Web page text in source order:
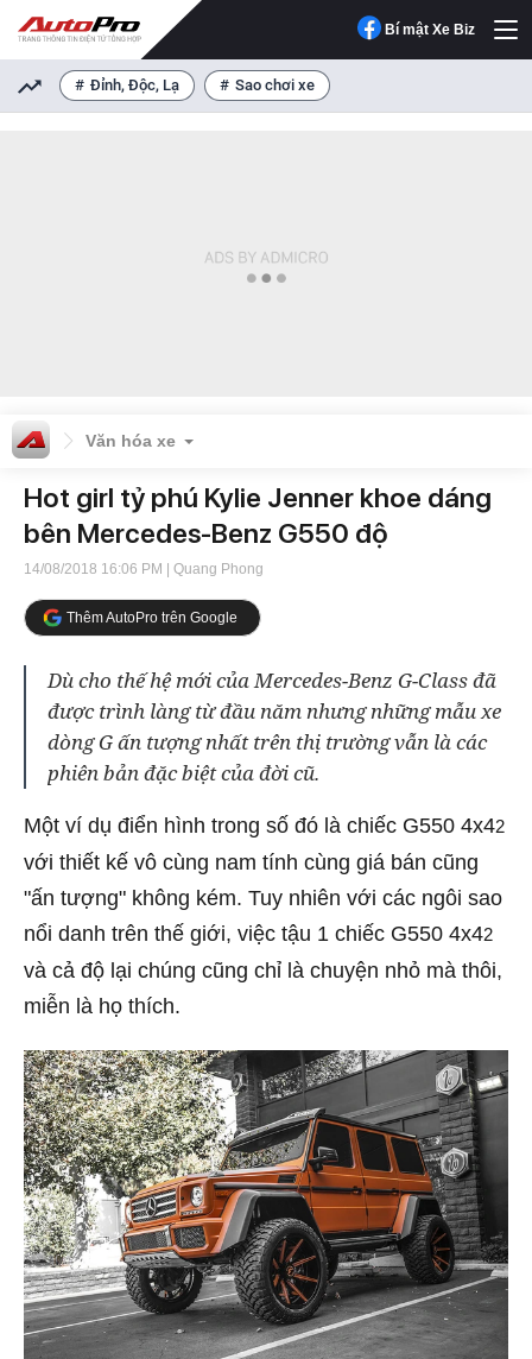
Bí mật Xe Biz
Đỉnh, Độc, Lạ Sao chơi xe
Văn hóa xe
Hot girl tỷ phú Kylie Jenner khoe dáng
bên Mercedes-Benz G550 độ
14/08/2018 16:06 PM | Quang Phong
Thêm AutoPro trên Google
Dù cho thế hệ mới của Mercedes-Benz G-Class đã
được trình làng từ đầu năm nhưng những mẫu xe
dòng G ấn tượng nhất trên thị trường vẫn là các
phiên bản đặc biệt của đời cũ.
Một ví dụ điển hình trong số đó là chiếc G550 4x42
với thiết kế vô cùng nam tính cùng giá bán cũng
"ấn tượng" không kém. Tuy nhiên với các ngôi sao
nổi danh trên thế giới, việc tậu 1 chiếc G550 4x42
và cả độ lại chúng cũng chỉ là chuyện nhỏ mà thôi,
miễn là họ thích.